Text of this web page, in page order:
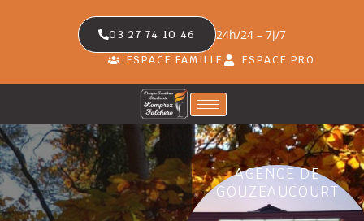
03 27 74 10 46 24h/24 – 7j/7
ESPACE FAMILLE ESPACE PRO
AGENCE DE
GOUZEAUCOURT